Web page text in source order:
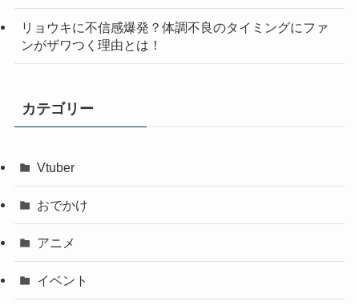
リョウキに不信感爆発？体調不良のタイミングにファ
ンがザワつく理由とは！
カテゴリー
Vtuber
おでかけ
アニメ
イベント